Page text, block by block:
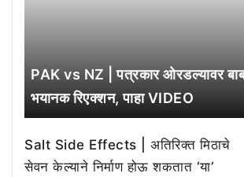
PAK vs NZ | पत्रकार ओरडल्यावर
भयानक रिएक्शन, पाहा VIDEO
Salt Side Effects | अतिरिक्त मिठाचे
सेवन केल्याने निर्माण होऊ शकतात ‘या’